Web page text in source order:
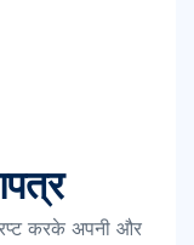
करके अपनी और